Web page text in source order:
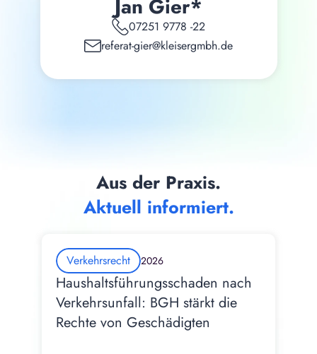
Jan Gier*
07251 9778 -22
referat-gier@kleisergmbh.de
Aus der Praxis.
Aktuell informiert.
Verkehrsrecht 2026
Haushaltsführungsschaden nach
Verkehrsunfall: BGH stärkt die
Rechte von Geschädigten